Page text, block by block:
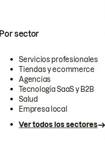
Por sector
Servicios profesionales
Tiendas y ecommerce
Agencias
Tecnología SaaS y B2B
Salud
Empresa local
Ver todos los sectores